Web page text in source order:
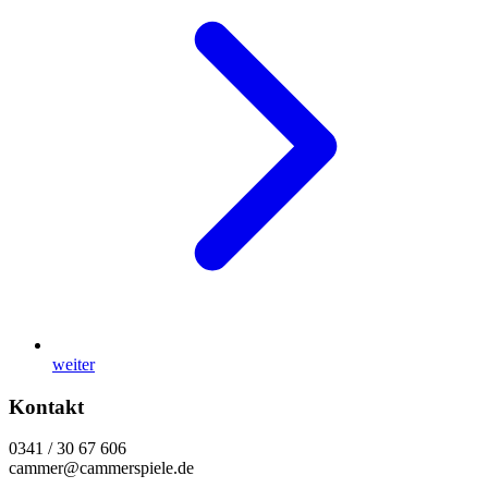
weiter
Kontakt
0341 / 30 67 606
cammer@cammerspiele.de